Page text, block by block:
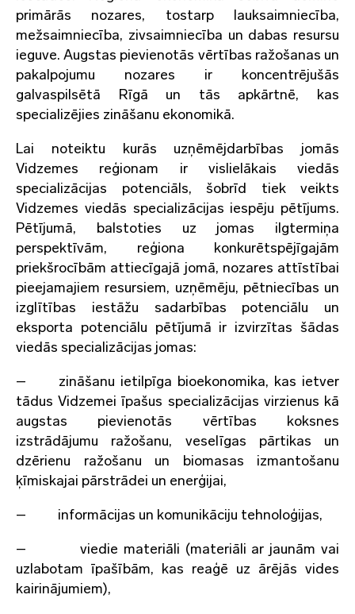
primārās nozares, tostarp lauksaimniecība,
mežsaimniecība, zivsaimniecība un dabas resursu
ieguve. Augstas pievienotās vērtības ražošanas un
pakalpojumu nozares ir koncentrējušās
galvaspilsētā Rīgā un tās apkārtnē, kas
specializējies zināšanu ekonomikā.
Lai noteiktu kurās uzņēmējdarbības jomās
Vidzemes reģionam ir vislielākais viedās
specializācijas potenciāls, šobrīd tiek veikts
Vidzemes viedās specializācijas iespēju pētījums.
Pētījumā, balstoties uz jomas ilgtermiņa
perspektīvām, reģiona konkurētspējīgajām
priekšrocībām attiecīgajā jomā, nozares attīstībai
pieejamajiem resursiem, uzņēmēju, pētniecības un
izglītības iestāžu sadarbības potenciālu un
eksporta potenciālu pētījumā ir izvirzītas šādas
viedās specializācijas jomas:
– zināšanu ietilpīga bioekonomika, kas ietver
tādus Vidzemei īpašus specializācijas virzienus kā
augstas pievienotās vērtības koksnes
izstrādājumu ražošanu, veselīgas pārtikas un
dzērienu ražošanu un biomasas izmantošanu
ķīmiskajai pārstrādei un enerģijai,
– informācijas un komunikāciju tehnoloģijas,
– viedie materiāli (materiāli ar jaunām vai
uzlabotam īpašībām, kas reaģē uz ārējās vides
kairinājumiem),